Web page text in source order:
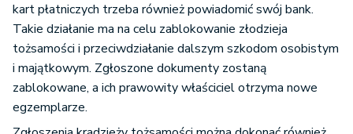
kart płatniczych trzeba również powiadomić swój bank.
Takie działanie ma na celu zablokowanie złodzieja
tożsamości i przeciwdziałanie dalszym szkodom osobistym
i majątkowym. Zgłoszone dokumenty zostaną
zablokowane, a ich prawowity właściciel otrzyma nowe
egzemplarze.